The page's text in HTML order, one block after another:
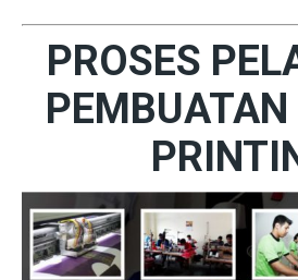
PROSES
PEMBUATAN